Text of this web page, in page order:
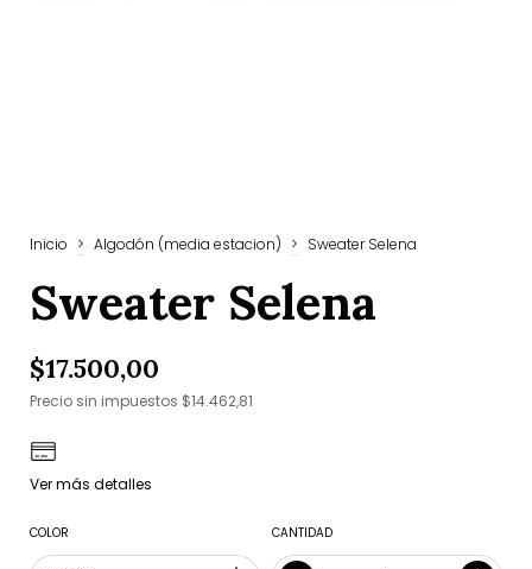
Inicio > Algodón (media estacion) > Sweater Selena
Sweater Selena
$17.500,00
Precio sin impuestos $14.462,81
Ver más detalles
COLOR CANTIDAD